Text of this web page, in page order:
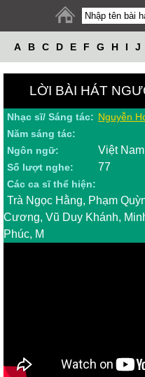
A B C D E F G H I J
LỜI BÀI HÁT
Nhạc sĩ/ Sáng tác: Nguyễn
Năm sáng tác:
Ngôn ngữ:
Việt Nam
Số lượt nghe: 77
Các ca sĩ thể hiện:
Trà Ngọc Hằng, Phạm
Cương, Vũ Duy Khánh,
Phúc, M